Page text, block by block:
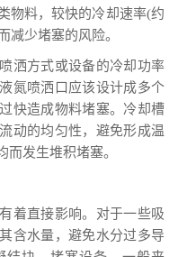
物料，较快的冷却速率(约
少堵塞的风险。
方式或设备的冷却功率
氮喷洒口应该设计成多个
快造成物料堵塞。冷却槽
动的均匀性，避免形成温
而发生堆积堵塞。
直接影响。对于一些吸
含水量，避免水分过多导